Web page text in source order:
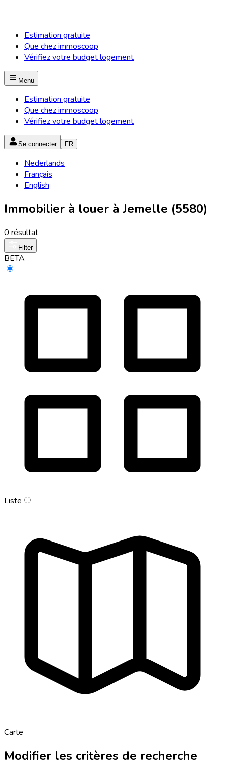
Estimation gratuite
Que chez immoscoop
Vérifiez votre budget logement
Menu
Estimation gratuite
Que chez immoscoop
Vérifiez votre budget logement
Se connecter FR
Nederlands
Français
English
Immobilier à louer à Jemelle (5580)
0 résultat
Filter
BETA
Liste
Carte
Modifier les critères de recherche